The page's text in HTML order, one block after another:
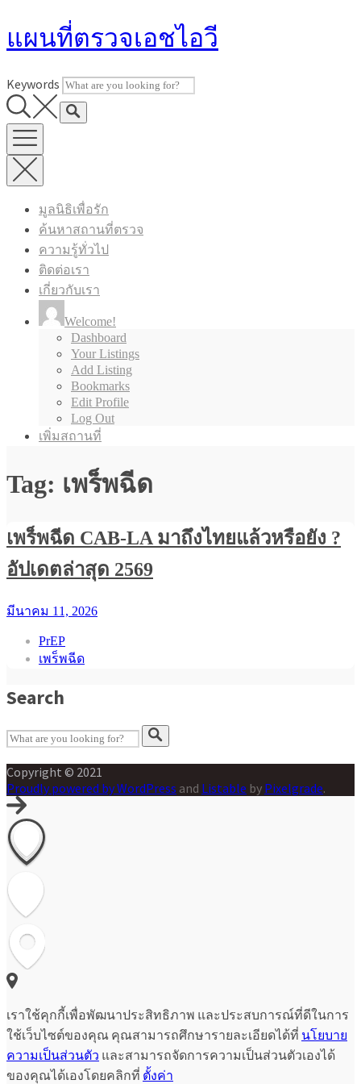
to
แผนที่ตรวจเอชไอวี
Keywords
มูลนิธิเพื่อรัก
ค้นหาสถานที่ตรวจ
ความรู้ทั่วไป
ติดต่อเรา
เกี่ยวกับเรา
Welcome!
Dashboard
Your Listings
Add Listing
Bookmarks
Edit Profile
Log Out
เพิ่มสถานที่
Tag: เพร็พฉีด
เพร็พฉีด CAB-LA มาถึงไทยแล้วหรือยัง ?
อัปเดตล่าสุด 2569
มีนาคม 11, 2026
PrEP
เพร็พฉีด
Search
Copyright © 2021
Proudly powered by WordPress and Listable by Pixelgrade.
เราใช้คุกกี้เพื่อพัฒนาประสิทธิภาพ และประสบการณ์ที่ดีในการ
ใช้เว็บไซต์ของคุณ คุณสามารถศึกษารายละเอียดได้ที่ นโยบาย
ความเป็นส่วนตัว และสามารถจัดการความเป็นส่วนตัวเองได้
ของคุณได้เองโดยคลิกที่ ตั้งค่า